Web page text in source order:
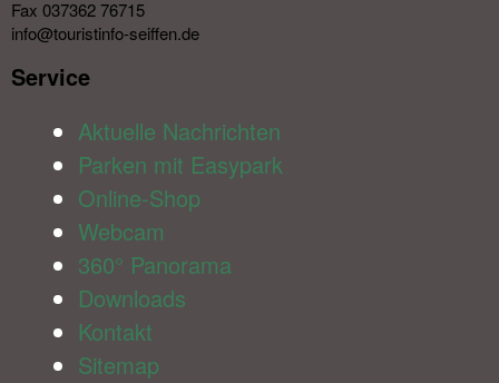
Fax 037362 76715
info@touristinfo-seiffen.de
Service​
Aktuelle Nachrichten
Parken mit Easypark
Online-Shop
Webcam
360° Panorama
Downloads
Kontakt
Sitemap